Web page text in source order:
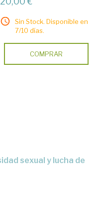
Sin Stock. Disponible en
7/10 días.
COMPRAR